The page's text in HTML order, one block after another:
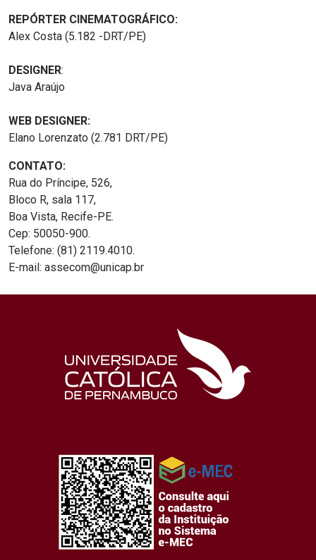
REPÓRTER CINEMATOGRÁFICO:
Alex Costa (5.182 -DRT/PE)
DESIGNER:
Java Araújo
WEB DESIGNER:
Elano Lorenzato (2.781 DRT/PE)
CONTATO:
Rua do Príncipe, 526,
Bloco R, sala 117,
Boa Vista, Recife-PE.
Cep: 50050-900.
Telefone: (81) 2119.4010.
E-mail: assecom@unicap.br